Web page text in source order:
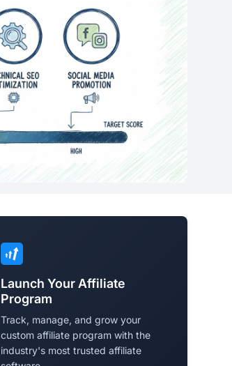
Launch Your Affiliate
Program
Track, manage, and grow your
custom affiliate program with the
industry's most trusted affiliate